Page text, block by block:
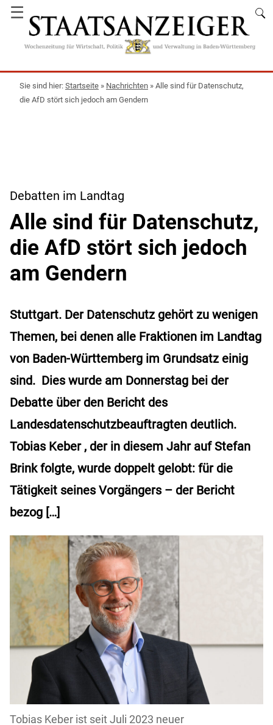
☰
Startseite » Nachrichten » Alle sind für Datenschutz,
die AfD stört sich jedoch am Gendern
Debatten im Landtag
Alle sind für Datenschutz,
die AfD stört sich jedoch
am Gendern
Stuttgart. Der Datenschutz gehört zu wenigen
Themen, bei denen alle Fraktionen im Landtag
von Baden-Württemberg im Grundsatz einig
sind. Dies wurde am Donnerstag bei der
Debatte über den Bericht des
Landesdatenschutzbeauftragten deutlich.
Tobias Keber , der in diesem Jahr auf Stefan
Brink folgte, wurde doppelt gelobt: für die
Tätigkeit seines Vorgängers – der Bericht
bezog […]
Tobias Keber ist seit Juli 2023 neuer